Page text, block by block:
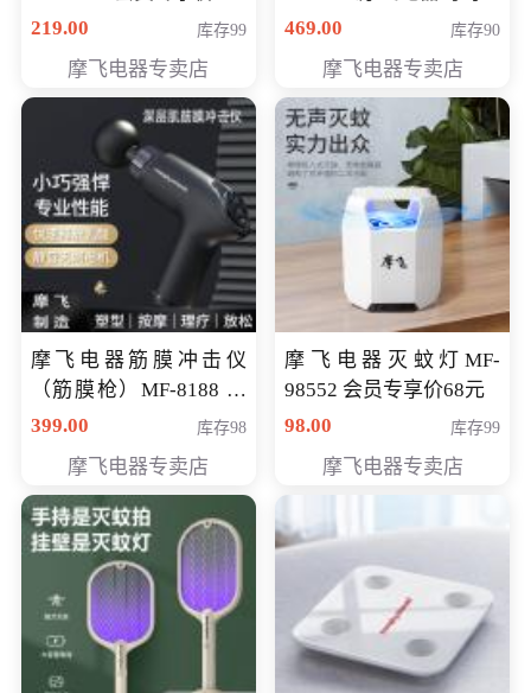
元
219.00 库存99
摩飞电器专卖店
MF-HG30 ） 会员专享价
469.00 库存90
摩飞电器专卖店
摩飞电器筋膜冲击仪
（筋膜枪）MF-8188 会
员专享价268元
399.00 库存98
摩飞电器专卖店
摩飞电器灭蚊灯MF-
98552 会员专享价68元
98.00
库存99
摩飞电器专卖店